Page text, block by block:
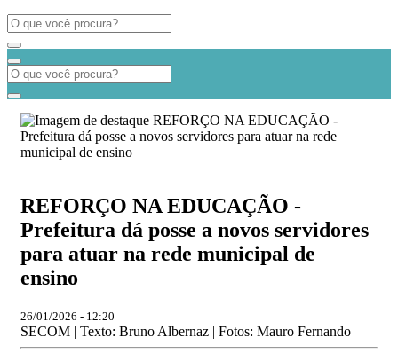
REFORÇO NA EDUCAÇÃO -
Prefeitura dá posse a novos servidores
para atuar na rede municipal de
ensino
26/01/2026 - 12:20
SECOM | Texto: Bruno Albernaz | Fotos: Mauro Fernando